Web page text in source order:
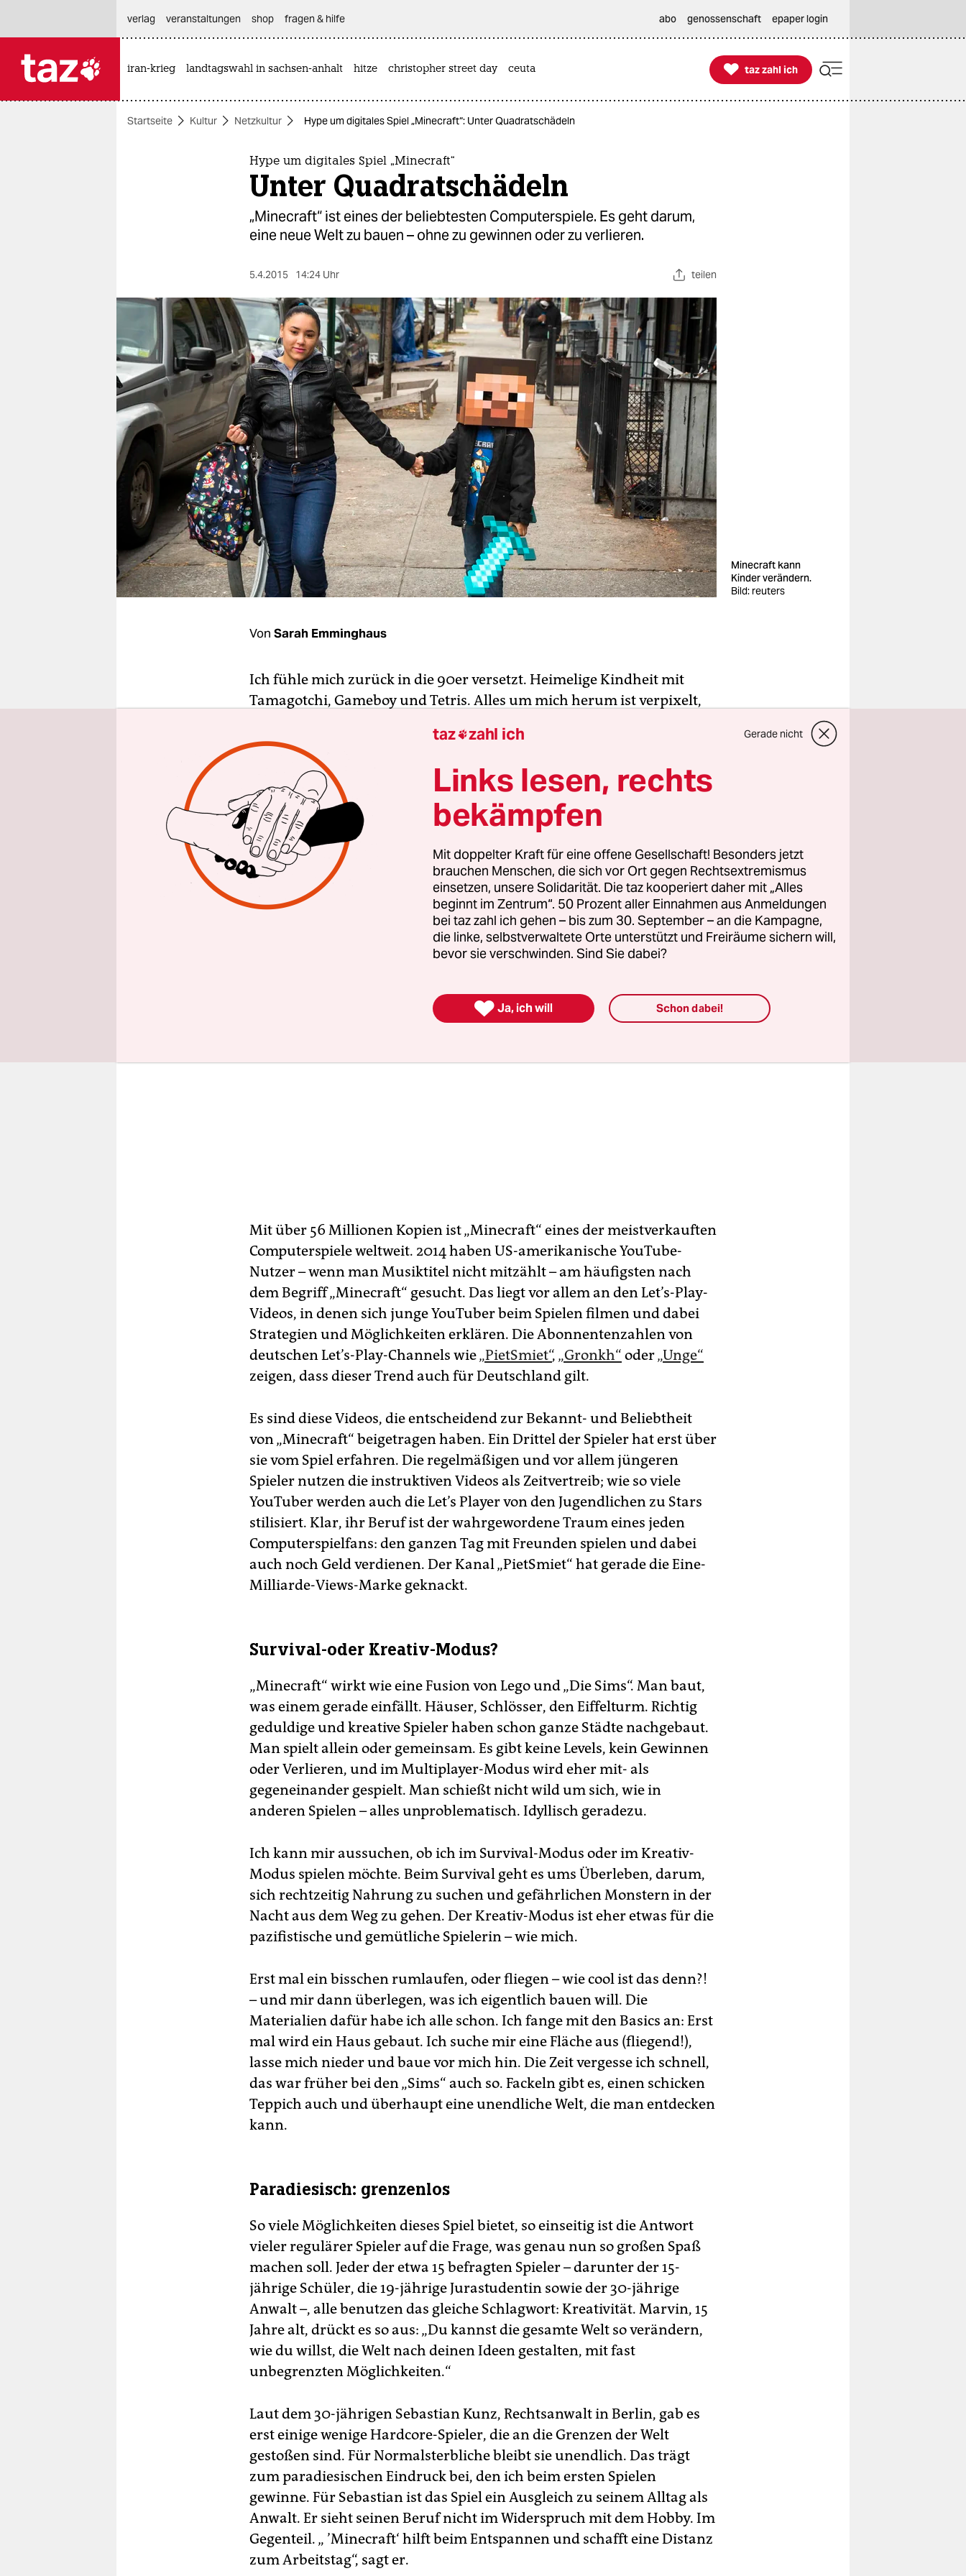
themen
berlin
nord
wahrheit
verlag
verlag
veranstaltungen
shop
fragen & hilfe
unterstützen
abo
verlag
veranstaltungen shop fragen & hilfe abo genossenschaft epaper login
iran-krieg landtagswahl in sachsen-anhalt hitze christopher street day ceuta 
taz zahl ich
taz zahl ich
Startseite Kultur Netzkultur Hype um digitales Spiel „Minecraft“: Unter Quadratschädeln
Hype um digitales Spiel „Minecraft“
Unter Quadratschädeln
„Minecraft“ ist eines der beliebtesten Computerspiele. Es geht darum,
eine neue Welt zu bauen – ohne zu gewinnen oder zu verlieren.
5.4.2015 14:24 Uhr teilen
Minecraft kann
Kinder verändern.
Bild: reuters
Von Sarah Emminghaus
Ich fühle mich zurück in die 90er versetzt. Heimelige Kindheit mit
Tamagotchi, Gameboy und Tetris. Alles um mich herum ist verpixelt,
So geht es mir, weil ich das Computerspiel „Minecraft“ spiele. Da laufe
ich durch eine Landschaft, die aus Klötzen gebaut ist. Bäume aus
legoähnlichen Bausteinen stehen in der Gegend herum, Schafe aus
den gleichen Steinen laufen hin und her. Und die Farben sind auch nur
so Pi mal Daumen akkurat: Grün für Blätter, Braun für Holz, Weiß für
Schafe. Mein Avatar sieht aus wie eine Legofigur. Simpel, gesichtslos
und quadratisch. Das verwirrt mich. Wann ist „Minecraft“ nochmal
erschienen? 2011. Also zu einer Zeit, zu der die verpixelte Grafik eine
bewusste Entscheidung gewesen sein mus.
Mit über 56 Millionen Kopien ist „Minecraft“ eines der meistverkauften
Computerspiele weltweit. 2014 haben US-amerikanische YouTube-
Nutzer – wenn man Musiktitel nicht mitzählt – am häufigsten nach
dem Begriff „Minecraft“ gesucht. Das liegt vor allem an den Let’s-Play-
Videos, in denen sich junge YouTuber beim Spielen filmen und dabei
Strategien und Möglichkeiten erklären. Die Abonnentenzahlen von
deutschen Let’s-Play-Channels wie„PietSmiet“, „Gronkh“ oder„Unge“
zeigen, dass dieser Trend auch für Deutschland gilt.
Es sind diese Videos, die entscheidend zur Bekannt- und Beliebtheit
von „Minecraft“ beigetragen haben. Ein Drittel der Spieler hat erst über
sie vom Spiel erfahren. Die regelmäßigen und vor allem jüngeren
Spieler nutzen die instruktiven Videos als Zeitvertreib; wie so viele
YouTuber werden auch die Let’s Player von den Jugendlichen zu Stars
stilisiert. Klar, ihr Beruf ist der wahrgewordene Traum eines jeden
Computerspielfans: den ganzen Tag mit Freunden spielen und dabei
auch noch Geld verdienen. Der Kanal „PietSmiet“ hat gerade die Eine-
Milliarde-Views-Marke geknackt.
Survival-oder Kreativ-Modus?
„Minecraft“ wirkt wie eine Fusion von Lego und „Die Sims“. Man baut,
was einem gerade einfällt. Häuser, Schlösser, den Eiffelturm. Richtig
geduldige und kreative Spieler haben schon ganze Städte nachgebaut.
Man spielt allein oder gemeinsam. Es gibt keine Levels, kein Gewinnen
oder Verlieren, und im Multiplayer-Modus wird eher mit- als
gegeneinander gespielt. Man schießt nicht wild um sich, wie in
anderen Spielen – alles unproblematisch. Idyllisch geradezu.
Ich kann mir aussuchen, ob ich im Survival-Modus oder im Kreativ-
Modus spielen möchte. Beim Survival geht es ums Überleben, darum,
sich rechtzeitig Nahrung zu suchen und gefährlichen Monstern in der
Nacht aus dem Weg zu gehen. Der Kreativ-Modus ist eher etwas für die
pazifistische und gemütliche Spielerin – wie mich.
Erst mal ein bisschen rumlaufen, oder fliegen – wie cool ist das denn?!
– und mir dann überlegen, was ich eigentlich bauen will. Die
Materialien dafür habe ich alle schon. Ich fange mit den Basics an: Erst
mal wird ein Haus gebaut. Ich suche mir eine Fläche aus (fliegend!),
lasse mich nieder und baue vor mich hin. Die Zeit vergesse ich schnell,
das war früher bei den „Sims“ auch so. Fackeln gibt es, einen schicken
Teppich auch und überhaupt eine unendliche Welt, die man entdecken
kann.
Paradiesisch: grenzenlos
So viele Möglichkeiten dieses Spiel bietet, so einseitig ist die Antwort
vieler regulärer Spieler auf die Frage, was genau nun so großen Spaß
machen soll. Jeder der etwa 15 befragten Spieler – darunter der 15-
jährige Schüler, die 19-jährige Jurastudentin sowie der 30-jährige
Anwalt –, alle benutzen das gleiche Schlagwort: Kreativität. Marvin, 15
Jahre alt, drückt es so aus: „Du kannst die gesamte Welt so verändern,
wie du willst, die Welt nach deinen Ideen gestalten, mit fast
unbegrenzten Möglichkeiten.“
Laut dem 30-jährigen Sebastian Kunz, Rechtsanwalt in Berlin, gab es
erst einige wenige Hardcore-Spieler, die an die Grenzen der Welt
gestoßen sind. Für Normalsterbliche bleibt sie unendlich. Das trägt
zum paradiesischen Eindruck bei, den ich beim ersten Spielen
gewinne. Für Sebastian ist das Spiel ein Ausgleich zu seinem Alltag als
Anwalt. Er sieht seinen Beruf nicht im Widerspruch mit dem Hobby. Im
Gegenteil. „ ’Minecraft‘ hilft beim Entspannen und schafft eine Distanz
zum Arbeitstag“, sagt er.
taz zahl ich Gerade nicht
Links lesen, rechts
bekämpfen
Mit doppelter Kraft für eine offene Gesellschaft! Besonders jetzt
brauchen Menschen, die sich vor Ort gegen Rechtsextremismus
einsetzen, unsere Solidarität. Die taz kooperiert daher mit „Alles
beginnt im Zentrum“. 50 Prozent aller Einnahmen aus Anmeldungen
bei taz zahl ich gehen – bis zum 30. September – an die Kampagne,
die linke, selbstverwaltete Orte unterstützt und Freiräume sichern will,
bevor sie verschwinden. Sind Sie dabei?
 Ja, ich will Schon dabei!